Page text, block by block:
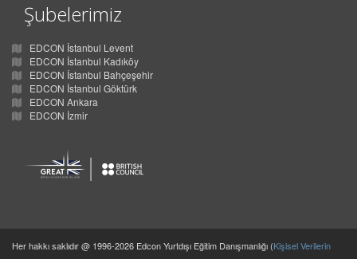
Şubelerimiz
EDCON İstanbul Levent
EDCON İstanbul Kadıköy
EDCON İstanbul Bahçeşehir
EDCON İstanbul Göktürk
EDCON Ankara
EDCON İzmir
Her hakkı saklıdır @ 1996-2026 Edcon Yurtdışı Eğitim Danışmanlığı (Kişisel Verilerin